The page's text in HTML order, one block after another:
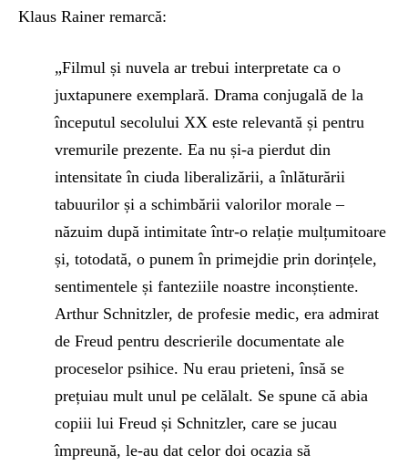
Klaus Rainer remarcă:
„Filmul și nuvela ar trebui interpretate ca o
juxtapunere exemplară. Drama conjugală de la
începutul secolului XX este relevantă și pentru
vremurile prezente. Ea nu și-a pierdut din
intensitate în ciuda liberalizării, a înlăturării
tabuurilor și a schimbării valorilor morale –
năzuim după intimitate într-o relație mulțumitoare
și, totodată, o punem în primejdie prin dorințele,
sentimentele și fanteziile noastre inconștiente.
Arthur Schnitzler, de profesie medic, era admirat
de Freud pentru descrierile documentate ale
proceselor psihice. Nu erau prieteni, însă se
prețuiau mult unul pe celălalt. Se spune că abia
copiii lui Freud și Schnitzler, care se jucau
împreună, le-au dat celor doi ocazia să